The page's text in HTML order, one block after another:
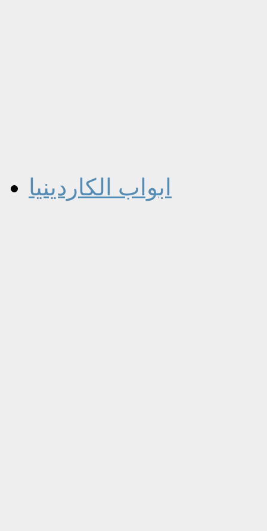
ابواب الكاردينيا